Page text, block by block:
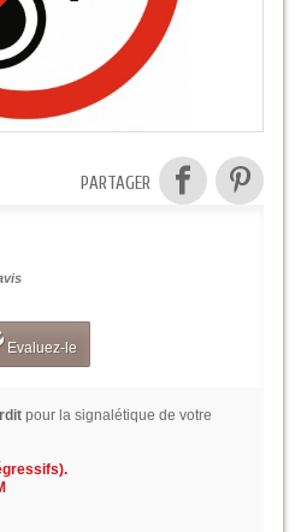
PARTAGER
Evaluez-le
pour la signalétique de votre